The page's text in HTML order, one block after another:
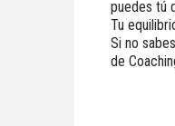
puedes tú
Tu
Si no
de